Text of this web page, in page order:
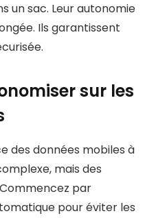
un sac. Leur autonomie
Ils garantissent
sur les
des données mobiles à
mais des
par
pour éviter les